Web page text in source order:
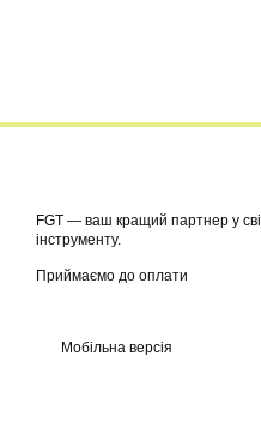
FGT — ваш кращий партнер у
інструменту.
Приймаємо до оплати
Мобільна версія